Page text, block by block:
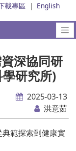
載專區 | English
深協同研
研究所)
2025-03-13
洪意茹
範探索到健康實